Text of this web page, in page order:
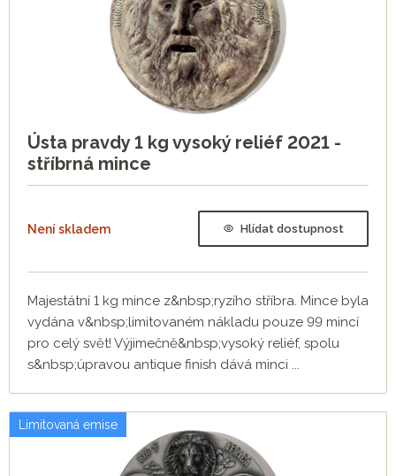
Ústa pravdy 1 kg vysoký reliéf 2021 -
stříbrná mince
Není skladem Hlídat dostupnost
Majestátní 1 kg mince z&nbsp;ryzího stříbra. Mince byla
vydána v&nbsp;limitovaném nákladu pouze 99 mincí
pro celý svět! Výjimečně&nbsp;vysoký reliéf, spolu
s&nbsp;úpravou antique finish dává minci ...
Limitovaná emise